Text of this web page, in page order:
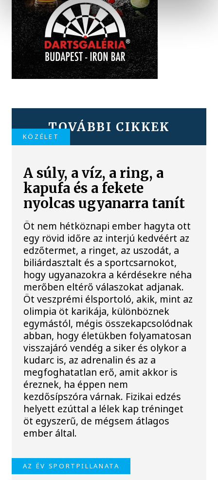
TOVÁBBI CIKKEK
KÖZÉLET
A súly, a víz, a ring, a
kapufa és a fekete
nyolcas ugyanarra tanít
Öt nem hétköznapi ember hagyta ott
egy rövid időre az interjú kedvéért az
edzőtermet, a ringet, az uszodát, a
biliárdasztalt és a sportcsarnokot,
hogy ugyanazokra a kérdésekre néha
merőben eltérő válaszokat adjanak.
Öt veszprémi élsportoló, akik, mint az
olimpia öt karikája, különböznek
egymástól, mégis összekapcsolódnak
abban, hogy életükben folyamatosan
visszajáró vendég a siker és olykor a
kudarc is, az adrenalin és az a
megfoghatatlan erő, amit akkor is
éreznek, ha éppen nem
kezdősípszóra várnak. Fizikai edzés
helyett ezúttal a lélek kap tréninget
öt egyszerű, de mégsem átlagos
ember által.
AZ ÉV SPORTPILLANATA